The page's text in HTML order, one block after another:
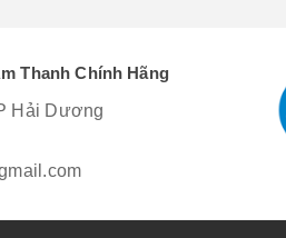
Thanh Chính Hãng
Hải Dương